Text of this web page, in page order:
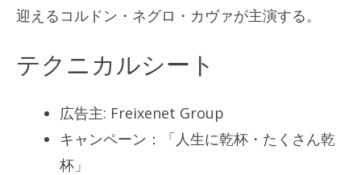
迎えるコルドン・ネグロ・カヴァが主演する。
テクニカルシート
広告主: Freixenet Group
キャンペーン：「人生に乾杯・たくさん乾
杯」